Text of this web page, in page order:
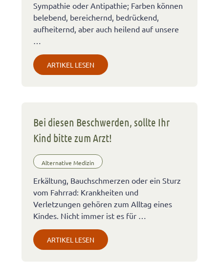
Sympathie oder Antipathie; Farben können
belebend, bereichernd, bedrückend,
aufheiternd, aber auch heilend auf unsere
…
ARTIKEL LESEN
Bei diesen Beschwerden, sollte Ihr
Kind bitte zum Arzt!
Alternative Medizin
Erkältung, Bauchschmerzen oder ein Sturz
vom Fahrrad: Krankheiten und
Verletzungen gehören zum Alltag eines
Kindes. Nicht immer ist es für …
ARTIKEL LESEN